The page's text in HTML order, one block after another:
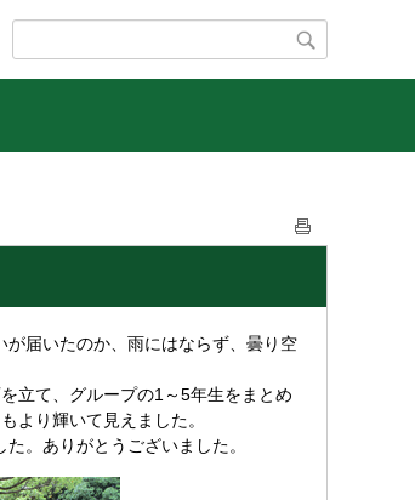
届いたのか、雨にはならず、曇り空
立て、グループの1～5年生をまとめ
より輝いて見えました。
。ありがとうございました。